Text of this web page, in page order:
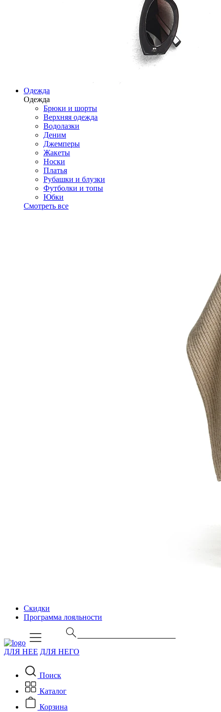
Одежда
Одежда
Брюки и шорты
Верхняя одежда
Водолазки
Деним
Джемперы
Жакеты
Носки
Платья
Рубашки и блузки
Футболки и топы
Юбки
Смотреть все
Скидки
Программа лояльности
ДЛЯ НЕЕ ДЛЯ НЕГО
Поиск
Каталог
Корзина